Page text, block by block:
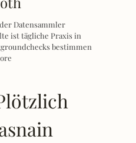
Datensammler
ist tägliche Praxis in
bestimmen